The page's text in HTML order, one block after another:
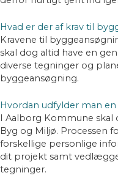
Hvad er der af krav til
Kravene til
skal dog altid have en
diverse tegninger og
byggeansøgning.
Hvordan udfylder man
I Aalborg Kommune
Byg og Miljø. Processen
forskellige personlige
dit projekt samt
tegninger.